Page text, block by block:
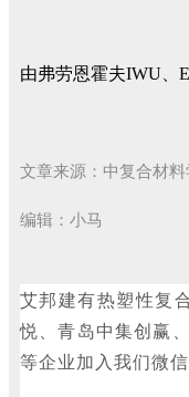
由弗劳恩霍夫IWU、
文章来源：中复合材料
编辑：小马
艾邦建有热塑性复
悦、青岛中集创赢
等企业加入我们微信